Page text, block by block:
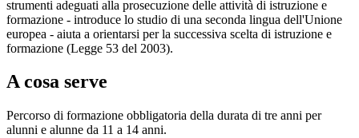
strumenti adeguati alla prosecuzione delle attività di istruzione e
formazione - introduce lo studio di una seconda lingua dell'Unione
europea - aiuta a orientarsi per la successiva scelta di istruzione e
formazione (Legge 53 del 2003).
A cosa serve
Percorso di formazione obbligatoria della durata di tre anni per
alunni e alunne da 11 a 14 anni.